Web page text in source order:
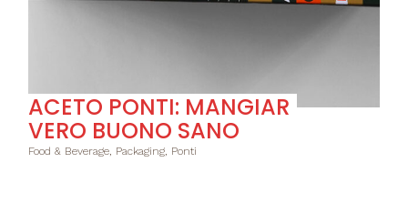
ACETO PONTI: MANGIAR
VERO BUONO SANO
Food & Beverage, Packaging, Ponti